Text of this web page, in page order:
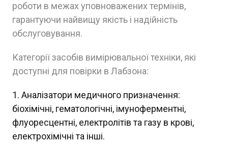
роботи в межах уповноважених термінів,
гарантуючи найвищу якість і надійність
обслуговування.
Категорії засобів вимірювальної техніки, які
доступні для повірки в Лабзона:
Аналізатори медичного призначення:
біохімічні, гематологічні, імуноферментні,
флуоресцентні, електролітів та газу в крові,
електрохімічні та інші.